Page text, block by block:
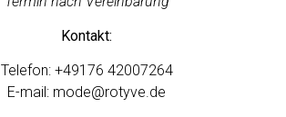
Kontakt:
Telefon: +49176 42007264
E-mail: mode@rotyve.de